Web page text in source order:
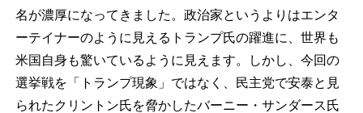
名が濃厚になってきました。政治家というよりはエンタ
ーテイナーのように見えるトランプ氏の躍進に、世界も
米国自身も驚いているように見えます。しかし、今回の
選挙戦を「トランプ現象」ではなく、民主党で安泰と見
られたクリントン氏を脅かしたバーニー・サンダース氏